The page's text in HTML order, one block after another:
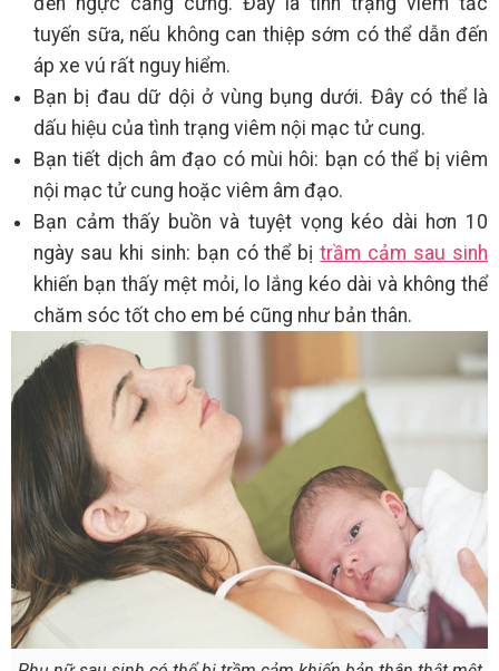
tuyến sữa, nếu không can thiệp sớm có thể dẫn đến
áp xe vú rất nguy hiểm.
Bạn bị đau dữ dội ở vùng bụng dưới. Đây có thể là
dấu hiệu của tình trạng viêm nội mạc tử cung.
Bạn tiết dịch âm đạo có mùi hôi: bạn có thể bị viêm
nội mạc tử cung hoặc viêm âm đạo.
Bạn cảm thấy buồn và tuyệt vọng kéo dài hơn 10
ngày sau khi sinh: bạn có thể bịtrầm cảm sau sinh
khiến bạn thấy mệt mỏi, lo lắng kéo dài và không thể
chăm sóc tốt cho em bé cũng như bản thân.